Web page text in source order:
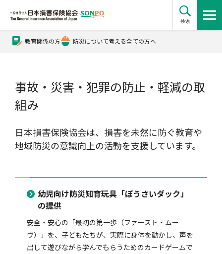
検索
公式Xアカウント
公式YouTubeチャンネル
損害保険とは？
自賠責保険
自動車保険
協会の活動・概要トップ
協会の活動
会員会社情報
会員会社情報トップ
試験・研修
教育関係の方 防災について考える全ての方へ
事故・災害・犯罪の防止・軽減の取
組み
日本損害保険協会は、損害を未然に防ぐ教育や
地域防災の意識向上の活動を支援しています。
幼児向け防災知育玩具「ぼうさいダック」
の提供
安全・安心の「最初の第一歩（ファースト・ムー
ヴ）」を、子どもたちが、実際に身体を動かし、声を
出して遊びながら学んでもらうためのカードゲームで